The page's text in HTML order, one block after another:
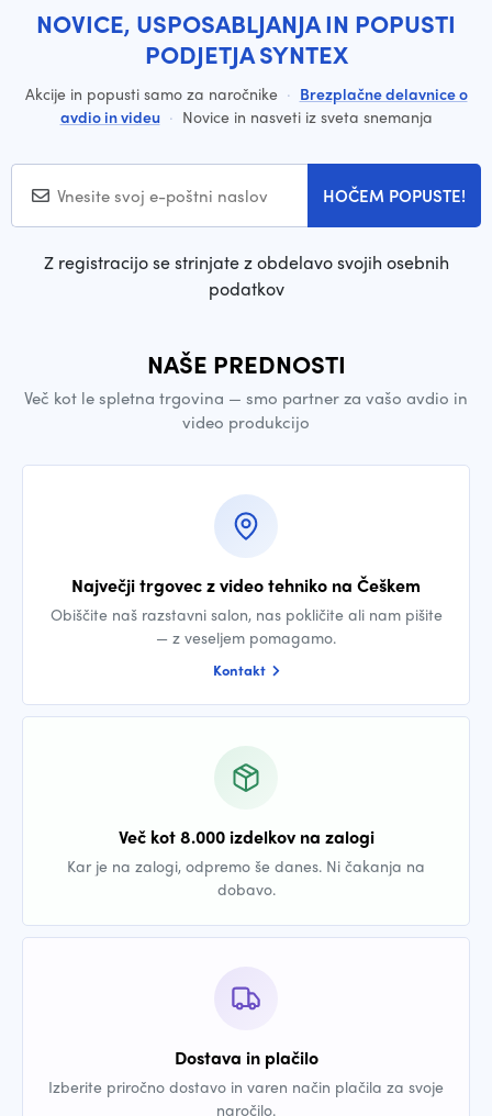
NOVICE, USPOSABLJANJA IN POPUSTI
PODJETJA SYNTEX
Akcije in popusti samo za naročnike · Brezplačne delavnice o
avdio in videu · Novice in nasveti iz sveta snemanja
HOČEM POPUSTE!
Z registracijo se strinjate z obdelavo svojih osebnih
podatkov
NAŠE PREDNOSTI
Več kot le spletna trgovina — smo partner za vašo avdio in
video produkcijo
Največji trgovec z video tehniko na Češkem
Obiščite naš razstavni salon, nas pokličite ali nam pišite
— z veseljem pomagamo.
Kontakt
Več kot 8.000 izdelkov na zalogi
Kar je na zalogi, odpremo še danes. Ni čakanja na
dobavo.
Dostava in plačilo
Izberite priročno dostavo in varen način plačila za svoje
naročilo.